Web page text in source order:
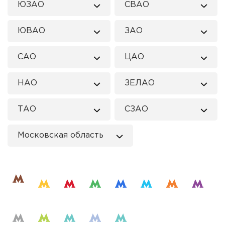
ЮЗАО СВАО
ЮВАО ЗАО
САО ЦАО
НАО ЗЕЛАО
ТАО СЗАО
Московская область